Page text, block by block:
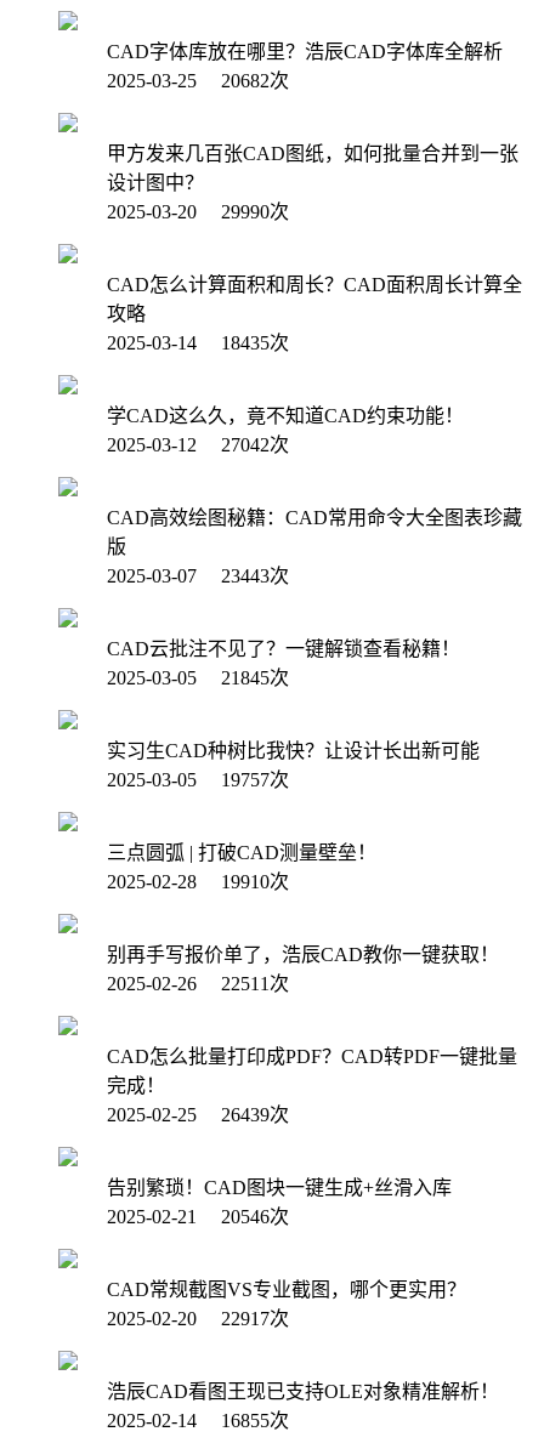
CAD字体库放在哪里？浩辰CAD字体库全解析
2025-03-25 20682次
甲方发来几百张CAD图纸，如何批量合并到一张
设计图中？
2025-03-20 29990次
CAD怎么计算面积和周长？CAD面积周长计算全
攻略
2025-03-14 18435次
学CAD这么久，竟不知道CAD约束功能！
2025-03-12 27042次
CAD高效绘图秘籍：CAD常用命令大全图表珍藏
版
2025-03-07 23443次
CAD云批注不见了？一键解锁查看秘籍！
2025-03-05 21845次
实习生CAD种树比我快？让设计长出新可能
2025-03-05 19757次
三点圆弧 | 打破CAD测量壁垒！
2025-02-28 19910次
别再手写报价单了，浩辰CAD教你一键获取！
2025-02-26 22511次
CAD怎么批量打印成PDF？CAD转PDF一键批量
完成！
2025-02-25 26439次
告别繁琐！CAD图块一键生成+丝滑入库
2025-02-21 20546次
CAD常规截图VS专业截图，哪个更实用？
2025-02-20 22917次
浩辰CAD看图王现已支持OLE对象精准解析！
2025-02-14 16855次